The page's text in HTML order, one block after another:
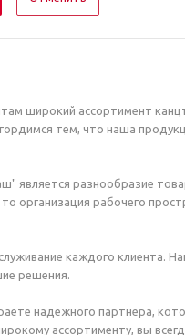
широкий ассортимент
тем, что наша
является разнообразие
рабочего
каждого клиента.
решения.
надежного партнера,
ассортименту, вы